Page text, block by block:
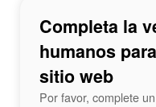
Completa la
humanos
sitio web
Por favor, complete